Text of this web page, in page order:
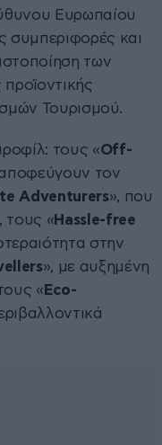
Ευρωπαίου
συμπεριφορές και
των
Τουρισμού.
τους «Off-
τον
Adventurers», που
τους «Hassle-free
στην
», με αυξημένη
« Eco-